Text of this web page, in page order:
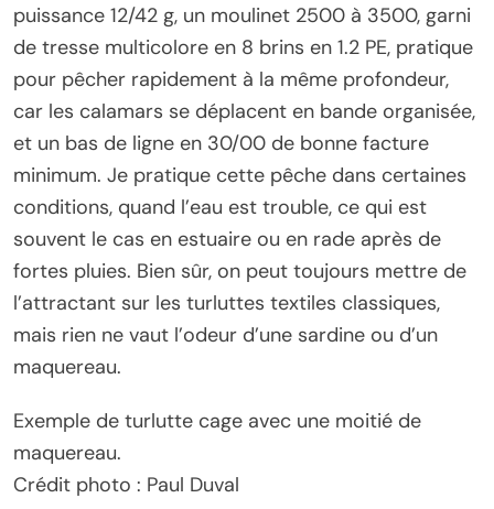
puissance 12/42 g, un moulinet 2500 à 3500, garni
de tresse multicolore en 8 brins en 1.2 PE, pratique
pour pêcher rapidement à la même profondeur,
car les calamars se déplacent en bande organisée,
et un bas de ligne en 30/00 de bonne facture
minimum. Je pratique cette pêche dans certaines
conditions, quand l’eau est trouble, ce qui est
souvent le cas en estuaire ou en rade après de
fortes pluies. Bien sûr, on peut toujours mettre de
l’attractant sur les turluttes textiles classiques,
mais rien ne vaut l’odeur d’une sardine ou d’un
maquereau.
Exemple de turlutte cage avec une moitié de
maquereau.
Crédit photo : Paul Duval